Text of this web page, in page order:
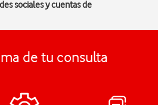
sociales y cuentas de
de tu consulta